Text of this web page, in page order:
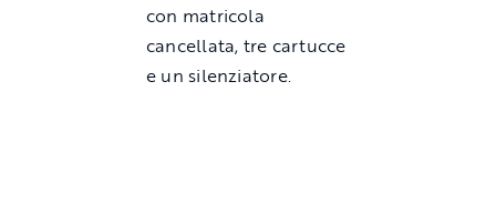
con matricola
cancellata, tre cartucce
e un silenziatore.